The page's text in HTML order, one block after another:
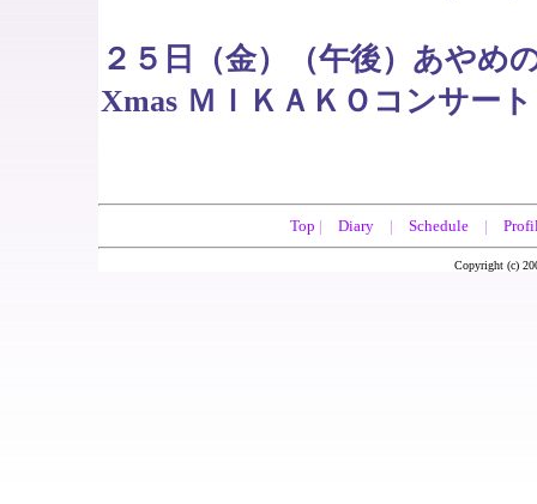
２５日（金）（午後）あや
Xmas ＭＩＫＡＫＯコンサ
Top | Diary| Schedule|
Copyright (c)